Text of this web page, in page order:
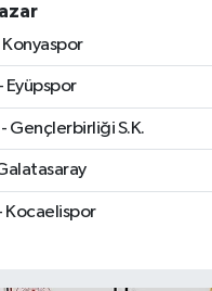
Konyaspor
Eyüpspor
Gençlerbirliği S.K.
Kocaelispor